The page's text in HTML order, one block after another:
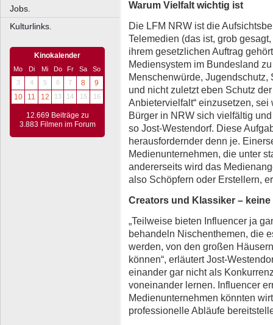
Jobs.
Kulturlinks.
Kinokalender
Mo Di Mi Do Fr Sa
So
3
4 5 6 7 8
9
10
11 12 13 14 15 16
12.669 Beiträge zu
3.883 Filmen im Forum
Warum Vielfalt wichtig ist
Die LFM NRW ist die
Telemedien (das ist, grob
ihrem gesetzlichen Auftrag
Mediensystem im Bundesland
Menschenwürde,
und nicht zuletzt eben Schutz
Anbietervielfalt“ einzusetzen,
Bürger in NRW sich vielfältig
so Jost-Westendorf. Diese
herausfordernder denn je.
Medienunternehmen, die unter
andererseits wird das
also Schöpfern oder Erstellern,
Creators und Klassiker –
„Teilweise bieten Influencer ja
behandeln Nischenthemen, die
werden, von den großen
können“, erläutert Jost-
einander gar nicht als
voneinander lernen. Influencer
Medienunternehmen könnten
professionelle Abläufe